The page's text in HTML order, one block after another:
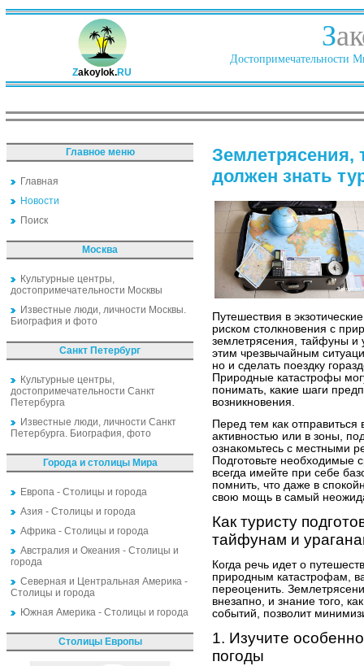
Zakoylok.RU
З
Достопримечательности
Главное меню
Главная
Новости
Поиск
Москва
Культурные центры,
достопримечательности Москвы
Известные люди, личности Москвы.
Биография и фото
Санкт Петербург
Культурные центры,
достопримечательности Санкт
Петербурга
Известные люди, личности Санкт
Петербурга. Биография, фото
Города и столицы Мира
Европа - Столицы и города
Азия - Столицы и города
Африка - Столицы и города
Австралия и Океания - Столицы и
города
Северная и Центральная Америка -
Столицы и города
Южная Америка - Столицы и города
Столицы Европы
Землетрясения,
должен знать
Путешествия в
риском столкновения с
землетрясения, тайфуны и
этим чрезвычайным
но и сделать поездку
Природные катастрофы
понимать, какие шаги
возникновения.
Перед тем как
активностью или в зоны,
ознакомьтесь с местными
Подготовьте необходимые
всегда имейте при себе
помнить, что даже в
свою мощь в самый
Как туристу
тайфунам и
Когда речь идет о
природным катастрофам,
переоценить.
внезапно, и знание того,
событий, позволит
1. Изучите
погоды